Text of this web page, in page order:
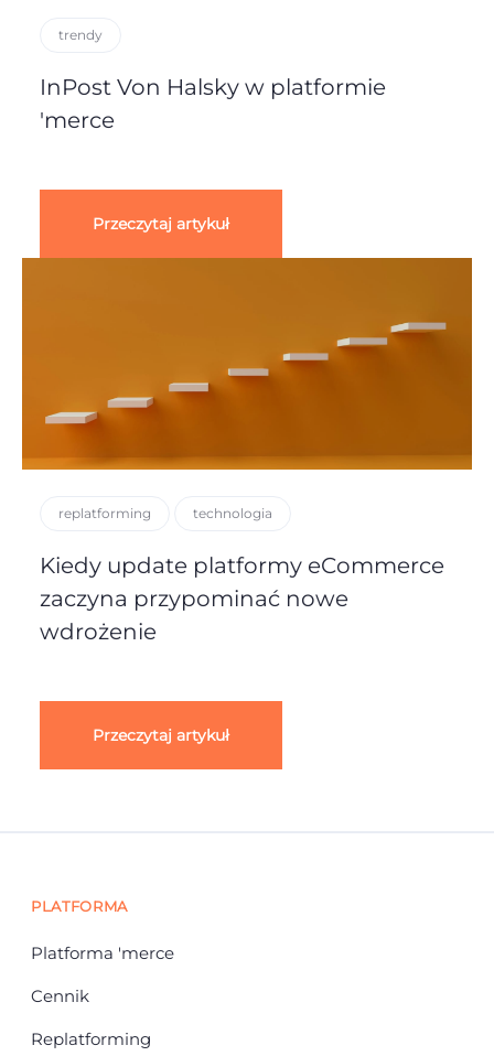
trendy
InPost Von Halsky w platformie
'merce
Przeczytaj artykuł
replatforming technologia
Kiedy update platformy eCommerce
zaczyna przypominać nowe
wdrożenie
Przeczytaj artykuł
PLATFORMA
Platforma 'merce
Cennik
Replatforming